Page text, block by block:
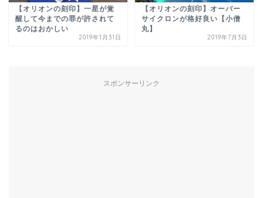
【オリオンの刻印】一星が覚
醒して今までの罪が許されて
るのはおかしい
2019年1月31日
【オリオンの刻印】オーバー
サイクロンが格好良い【小僧
丸】
2019年7月3日
スポンサーリンク